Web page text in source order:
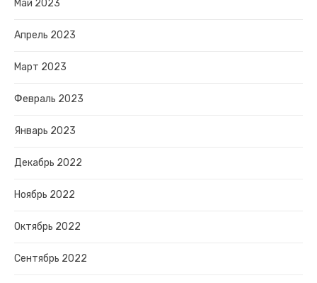
Май 2023
Апрель 2023
Март 2023
Февраль 2023
Январь 2023
Декабрь 2022
Ноябрь 2022
Октябрь 2022
Сентябрь 2022